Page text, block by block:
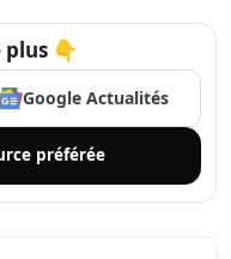
plus 👇
Google Actualités
préférée